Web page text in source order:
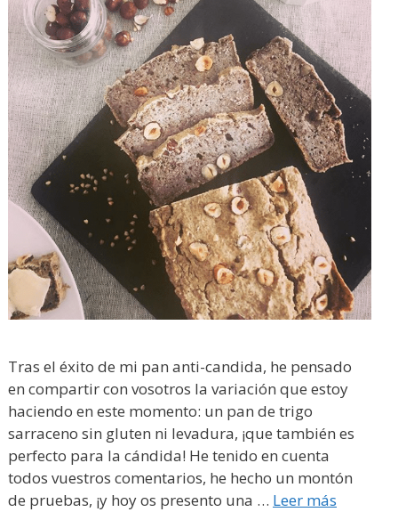
Tras el éxito de mi pan anti-candida, he pensado
en compartir con vosotros la variación que estoy
haciendo en este momento: un pan de trigo
sarraceno sin gluten ni levadura, ¡que también es
perfecto para la cándida! He tenido en cuenta
todos vuestros comentarios, he hecho un montón
de pruebas, ¡y hoy os presento una … Leer más